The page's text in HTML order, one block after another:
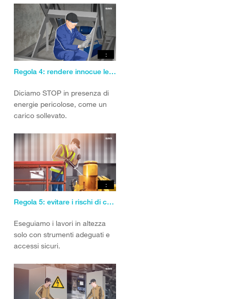
:
Regola 4: rendere innocue le energie residue
Diciamo STOP in presenza di
energie pericolose, come un
carico sollevato.
:
Regola 5: evitare i rischi di caduta dall’alto.
Eseguiamo i lavori in altezza
solo con strumenti adeguati e
accessi sicuri.